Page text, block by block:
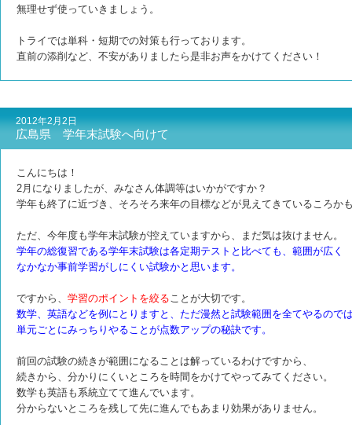
無理せず使っていきましょう。
トライでは単科・短期での対策も行っております。
直前の添削など、不安がありましたら是非お声をかけてください！
2012年2月2日
広島県 学年末試験へ向けて
こんにちは！
2月になりましたが、みなさん体調等はいかがですか？
学年も終了に近づき、そろそろ来年の目標などが見えてきているころか
ただ、今年度も学年末試験が控えていますから、まだ気は抜けません。
学年の総復習である学年末試験は各定期テストと比べても、範囲が広く
なかなか事前学習がしにくい試験かと思います。
ですから、 学習のポイントを絞ることが大切です。
数学、英語などを例にとりますと、ただ漫然と試験範囲を全てやるので
単元ごとにみっちりやることが点数アップの秘訣です。
前回の試験の続きが範囲になることは解っているわけですから、
続きから、分かりにくいところを時間をかけてやってみてください。
数学も英語も系統立てて進んでいます。
分からないところを残して先に進んでもあまり効果がありません。